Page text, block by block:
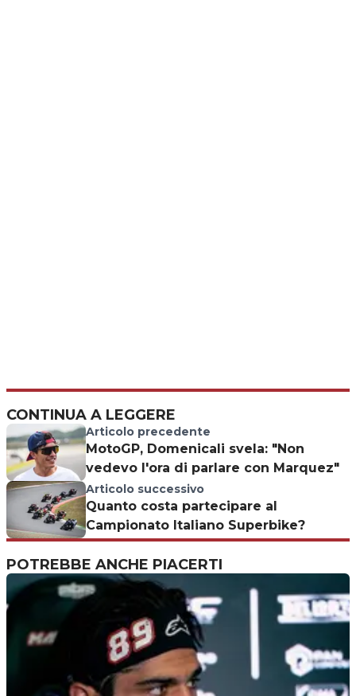
CONTINUA A LEGGERE
Articolo precedente
MotoGP, Domenicali svela: "Non
vedevo l'ora di parlare con Marquez"
Articolo successivo
Quanto costa partecipare al
Campionato Italiano Superbike?
POTREBBE ANCHE PIACERTI